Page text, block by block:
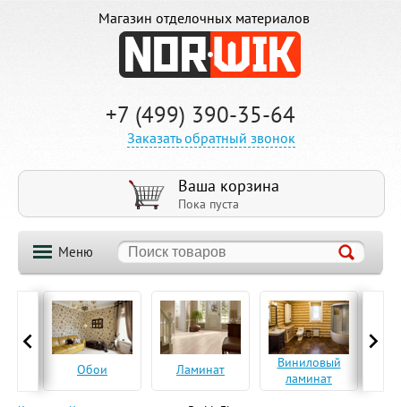
Магазин отделочных материалов
+7 (499) 390-35-64
Заказать обратный звонок
Ваша корзина
Пока пуста
Меню
Обои Ламинат
Виниловый
ламинат